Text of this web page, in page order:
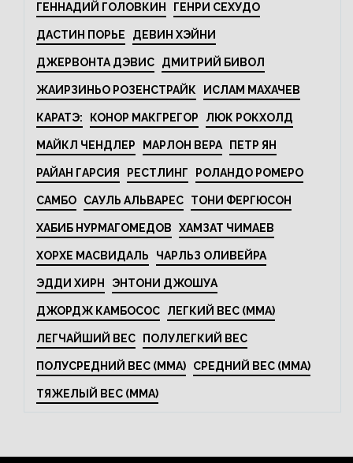
ГЕННАДИЙ ГОЛОВКИН ГЕНРИ СЕХУДО
ДАСТИН ПОРЬЕ ДЕВИН ХЭЙНИ
ДЖЕРВОНТА ДЭВИС ДМИТРИЙ БИВОЛ
ЖАИРЗИНЬО РОЗЕНСТРАЙК ИСЛАМ МАХАЧЕВ
КАРАТЭ: КОНОР МАКГРЕГОР ЛЮК РОКХОЛД
МАЙКЛ ЧЕНДЛЕР МАРЛОН ВЕРА ПЕТР ЯН
РАЙАН ГАРСИЯ РЕСТЛИНГ РОЛАНДО РОМЕРО
САМБО САУЛЬ АЛЬВАРЕС ТОНИ ФЕРГЮСОН
ХАБИБ НУРМАГОМЕДОВ ХАМЗАТ ЧИМАЕВ
ХОРХЕ МАСВИДАЛЬ ЧАРЛЬЗ ОЛИВЕЙРА
ЭДДИ ХИРН ЭНТОНИ ДЖОШУА
ДЖОРДЖ КАМБОСОС ЛЕГКИЙ ВЕС (MMA)
ЛЕГЧАЙШИЙ ВЕС ПОЛУЛЕГКИЙ ВЕС
ПОЛУСРЕДНИЙ ВЕС (MMA) СРЕДНИЙ ВЕС (MMA)
ТЯЖЕЛЫЙ ВЕС (MMA)